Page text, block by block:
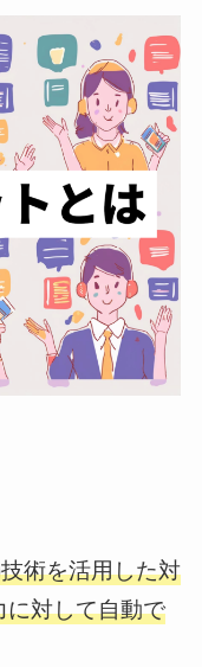
術を活用した対
に対して自動で